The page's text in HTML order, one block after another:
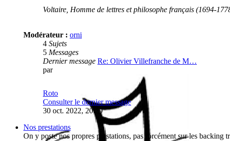
Voltaire, Homme de lettres et philosophe français (1694-
Modérateur : orni
4 Sujets
5 Messages
Dernier message Re: Olivier Villefranche de M…
par
Roto
Consulter le dernier message
30 oct. 2022, 20:29
Nos prestations
On y poste nos propres prestations, pas forcément sur les backing